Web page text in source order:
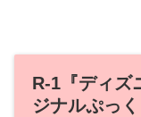
R-1『ディズ
ジナルぷっ